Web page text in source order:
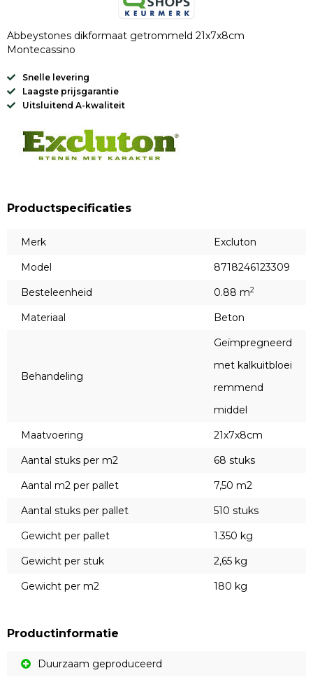
Abbeystones dikformaat getrommeld 21x7x8cm
Montecassino
Snelle levering
Laagste prijsgarantie
Uitsluitend A-kwaliteit
Productspecificaties
Merk
Excluton
Model
8718246123309
Besteleenheid
0.88 m2
Materiaal Beton
Behandeling
Geïmpregneerd
met kalkuitbloei
remmend
middel
Maatvoering
21x7x8cm
Aantal stuks per m2
68 stuks
Aantal m2 per pallet
7,50 m2
Aantal stuks per pallet
510 stuks
Gewicht per pallet
1.350 kg
Gewicht per stuk
2,65 kg
Gewicht per m2
180 kg
Productinformatie
Duurzaam geproduceerd